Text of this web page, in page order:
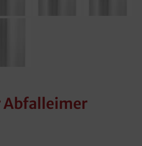
Abfalleimer